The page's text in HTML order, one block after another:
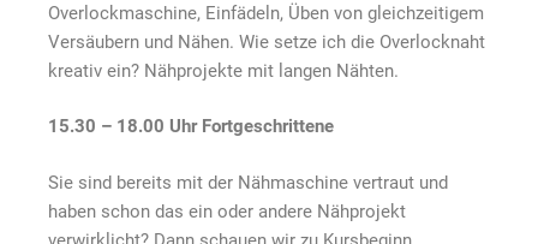
Overlockmaschine, Einfädeln, Üben von gleichzeitigem
Versäubern und Nähen. Wie setze ich die Overlocknaht
kreativ ein? Nähprojekte mit langen Nähten.
15.30 – 18.00 Uhr Fortgeschrittene
Sie sind bereits mit der Nähmaschine vertraut und
haben schon das ein oder andere Nähprojekt